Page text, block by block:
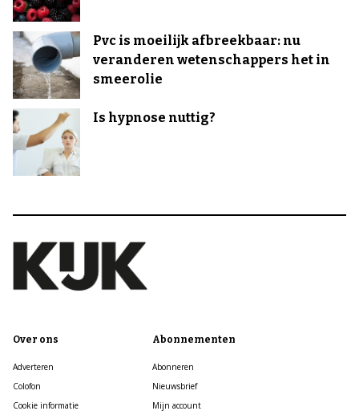
Pvc is moeilijk afbreekbaar: nu
veranderen wetenschappers het in
smeerolie
Is hypnose nuttig?
Over ons
Adverteren
Colofon
Cookie informatie
Abonnementen
Abonneren
Nieuwsbrief
Mijn account